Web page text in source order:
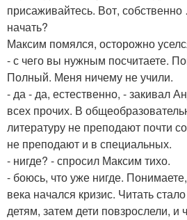
присаживайтесь. Вот,
начать?
Максим помялся, осторожно
- с чего вы нужным посчитаете.
Полный. Меня ничему не учили.
- да - да, естественно, - закивал
всех прочих. В
литературу не преподают почти
не преподают и в специальных.
- нигде? - спросил Максим тихо.
- боюсь, что уже нигде.
века начался кризис. Читать
детям, затем дети повзрослели, и